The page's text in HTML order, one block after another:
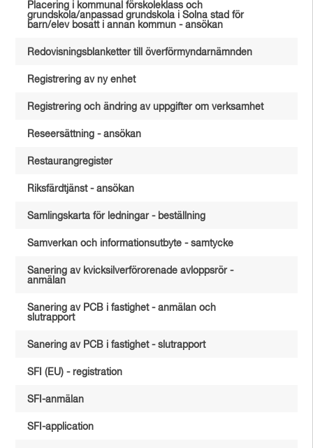
Placering i kommunal förskoleklass och
grundskola/anpassad grundskola i Solna stad för
barn/elev bosatt i annan kommun - ansökan
Redovisningsblanketter till överförmyndarnämnden
Registrering av ny enhet
Registrering och ändring av uppgifter om verksamhet
Reseersättning - ansökan
Restaurangregister
Riksfärdtjänst - ansökan
Samlingskarta för ledningar - beställning
Samverkan och informationsutbyte - samtycke
Sanering av kvicksilverförorenade avloppsrör -
anmälan
Sanering av PCB i fastighet - anmälan och
slutrapport
Sanering av PCB i fastighet - slutrapport
SFI (EU) - registration
SFI-anmälan
SFI-application